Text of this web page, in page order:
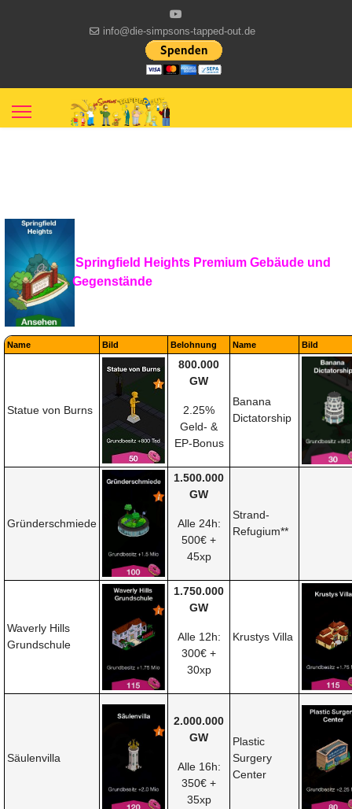
info@die-simpsons-tapped-out.de
Springfield Heights Premium Gebäude und
Gegenstände
Name Bild Belohnung Name Bild
Statue von Burns
800.000
GW
2.25%
Geld- &
EP-Bonus
Banana
Dictatorship
Gründerschmiede
1.500.000
GW
Alle 24h:
500€ +
45xp
Strand-
Refugium**
Waverly Hills
Grundschule
1.750.000
GW
Alle 12h:
300€ +
30xp
Krustys Villa
Säulenvilla
2.000.000
GW
Alle 16h:
350€ +
35xp
Plastic
Surgery
Center